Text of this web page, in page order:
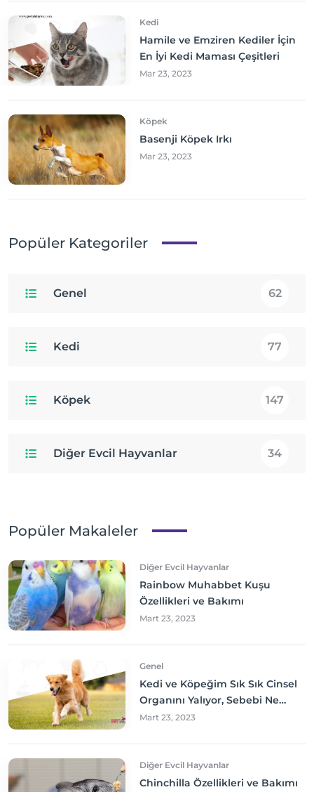
Kedi
Hamile ve Emziren Kediler İçin
En İyi Kedi Maması Çeşitleri
Mar 23, 2023
Köpek
Basenji Köpek Irkı
Mar 23, 2023
Popüler Kategoriler
Genel 62
Kedi 77
Köpek 147
Diğer Evcil Hayvanlar 34
Popüler Makaleler
Diğer Evcil Hayvanlar
Rainbow Muhabbet Kuşu
Özellikleri ve Bakımı
Mart 23, 2023
Genel
Kedi ve Köpeğim Sık Sık Cinsel
Organını Yalıyor, Sebebi Ne
Olabilir? Neler yapmalıyım?
Mart 23, 2023
Diğer Evcil Hayvanlar
Chinchilla Özellikleri ve Bakımı